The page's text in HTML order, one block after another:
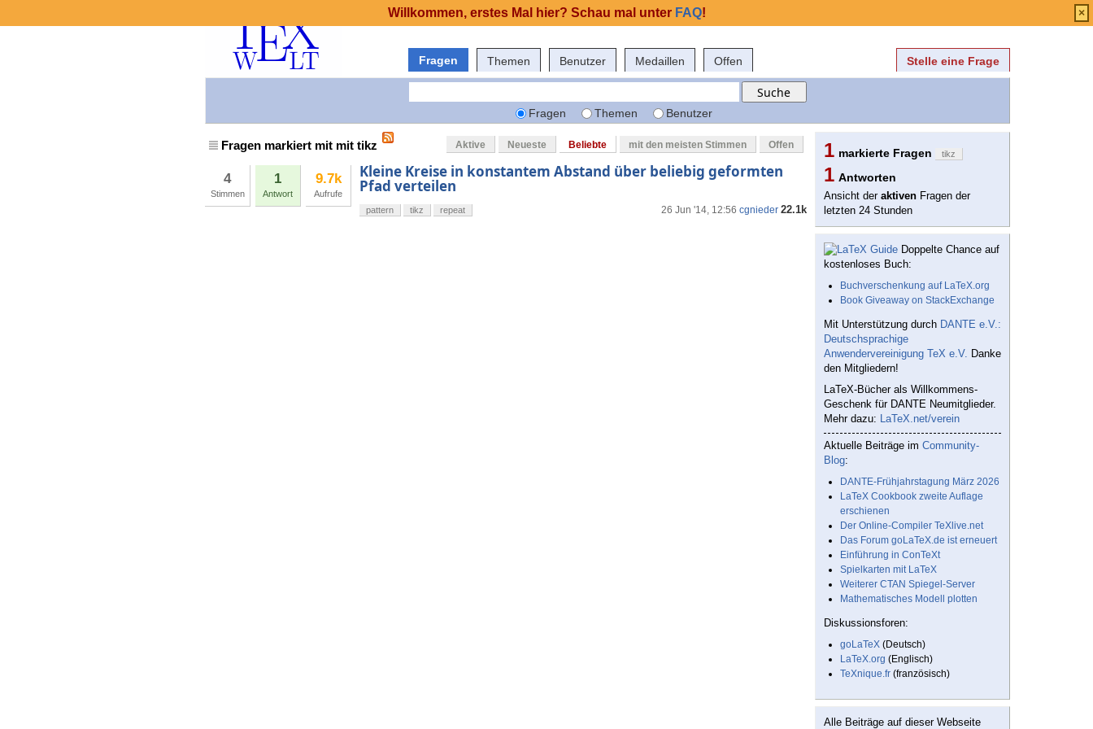
Fragen Themen Benutzer Medaillen Offen Stelle eine Frage
Fragen Themen Benutzer
Fragen markiert mit mit tikz Aktive Neueste Beliebte mit den meisten Stimmen Offen
4
Stimmen
1
Antwort
9.7k
Aufrufe
Kleine Kreise in konstantem Abstand über beliebig geformten
Pfad verteilen
26 Jun '14, 12:56 cgnieder 22.1k
pattern tikz repeat
1 markierte Fragen tikz
1 Antworten
Ansicht der aktiven Fragen der
letzten 24 Stunden
Doppelte Chance auf
kostenloses Buch:
Buchverschenkung auf LaTeX.org
Book Giveaway on StackExchange
Mit Unterstützung durch DANTE e.V.:
Deutschsprachige
Anwendervereinigung TeX e.V. Danke
den Mitgliedern!
LaTeX-Bücher als Willkommens-
Geschenk für DANTE Neumitglieder.
Mehr dazu: LaTeX.net/verein
Aktuelle Beiträge im Community-
Blog:
DANTE-Frühjahrstagung März 2026
LaTeX Cookbook zweite Auflage
erschienen
Der Online-Compiler TeXlive.net
Das Forum goLaTeX.de ist erneuert
Einführung in ConTeXt
Spielkarten mit LaTeX
Weiterer CTAN Spiegel-Server
Mathematisches Modell plotten
Diskussionsforen:
goLaTeX (Deutsch)
LaTeX.org (Englisch)
TeXnique.fr (französisch)
Alle Beiträge auf dieser Webseite
Willkommen, erstes Mal hier? Schau mal unter FAQ! ×